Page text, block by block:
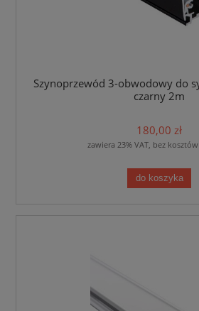
Szynoprzewód 3-obwodowy do
czarny 2m
180,00 zł
zawiera 23% VAT, bez
do koszyka